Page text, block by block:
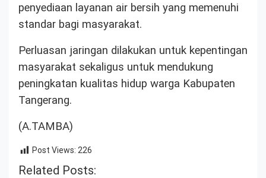
penyediaan layanan air bersih yang memenuhi
standar bagi masyarakat.
Perluasan jaringan dilakukan untuk kepentingan
masyarakat sekaligus untuk mendukung
peningkatan kualitas hidup warga Kabupaten
Tangerang.
(A.TAMBA)
Post Views: 226
Related Posts: